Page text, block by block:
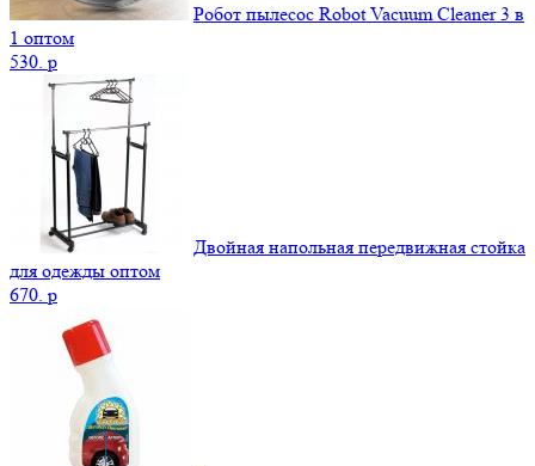
Робот пылесос Robot Vacuum Cleaner 3 в
1 оптом
530. p
Двойная напольная передвижная стойка
для одежды оптом
670. p